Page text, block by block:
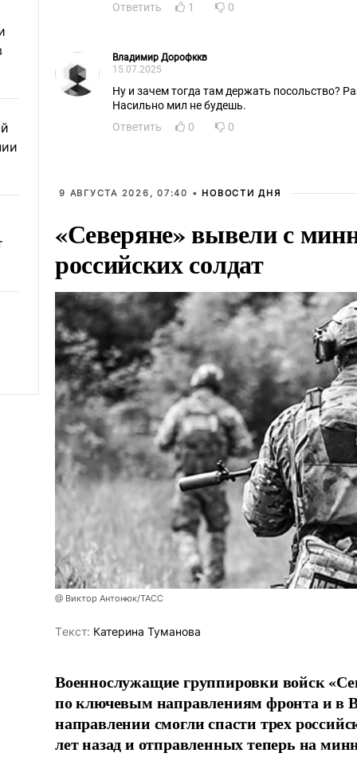
Ответить
1 0
Владимир Дорофккв
15.07.2025
Ну и зачем тогда там держать посольство?
Насильно мил не будешь.
Ответить
0 0
9 АВГУСТА 2026, 07:40 • НОВОСТИ ДНЯ
«Северяне» вывели с
российских солдат
@ Виктор Антонюк/ТАСС
Tекст: Катерина Туманова
Военнослужащие группировки войск
по ключевым направлениям фронта и в
направлении смогли спасти трех
лет назад и отправленных теперь на